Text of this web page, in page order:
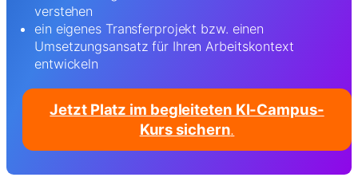
verstehen
ein eigenes Transferprojekt bzw. einen
Umsetzungsansatz für Ihren Arbeitskontext
entwickeln
Jetzt Platz im begleiteten KI-Campus-
Kurs sichern.